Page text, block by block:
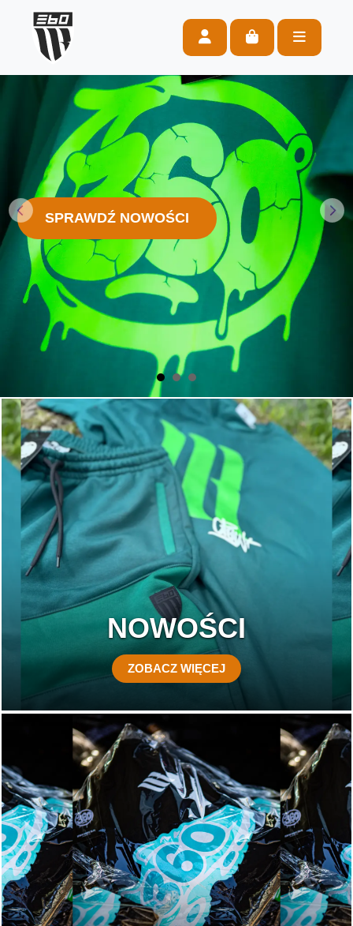
AccountCart Menu
SPRAWDŹ NOWOŚCI
NOWOŚCI
ZOBACZ WIĘCEJ